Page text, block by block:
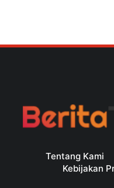
Tentang Kami
Kebijakan